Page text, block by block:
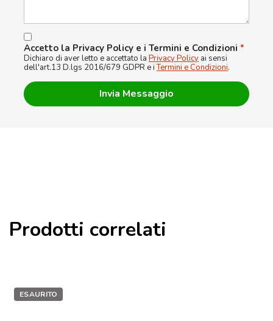
Accetto la Privacy Policy e i Termini e Condizioni *
Dichiaro di aver letto e accettato la Privacy Policy ai sensi
dell'art.13 D.lgs 2016/679 GDPR e iTermini e Condizioni.
Prodotti correlati
ESAURITO